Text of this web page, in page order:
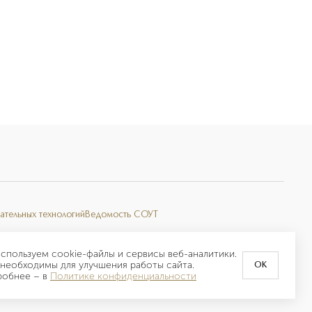
cookie-файлы и сервисы веб-аналитики.
для улучшения работы сайта.
– в Политике конфиденциальности
OK
технологий Ведомость СОУТ